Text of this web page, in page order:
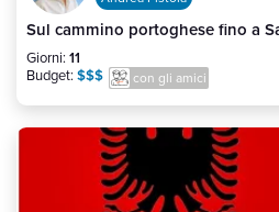
Sul cammino portoghese fino a
Giorni: 11
Budget: $$$ con gli amici